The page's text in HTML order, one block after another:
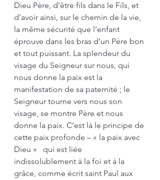
Dieu Père, d’être fils dans le Fils, et
d’avoir ainsi, sur le chemin de la vie,
la même sécurité que l’enfant
éprouve dans les bras d’un Père bon
et tout puissant. La splendeur du
visage du Seigneur sur nous, qui
nous donne la paix est la
manifestation de sa paternité ; le
Seigneur tourne vers nous son
visage, se montre Père et nous
donne la paix. C’est là le principe de
cette paix profonde – « la paix avec
Dieu »   qui est liée
indissolublement à la foi et à la
grâce, comme écrit saint Paul aux